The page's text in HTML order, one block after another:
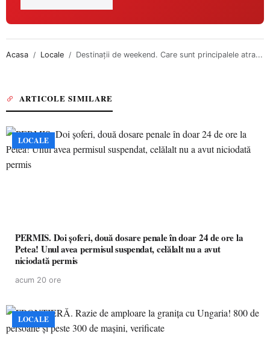
Acasa Locale Destinații de weekend. Care sunt principalele atra...
ARTICOLE SIMILARE
LOCALE
PERMIS. Doi șoferi, două dosare penale în doar 24 de ore la
Petea! Unul avea permisul suspendat, celălalt nu a avut
niciodată permis
acum 20 ore
LOCALE